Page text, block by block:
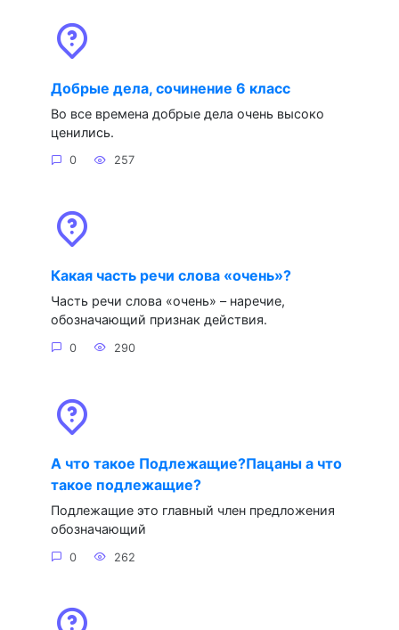
Добрые дела, сочинение 6 класс
Во все времена добрые дела очень высоко
ценились.
0 257
Какая часть речи слова «очень»?
Часть речи слова «очень» – наречие,
обозначающий признак действия.
0 290
А что такое Подлежащие?Пацаны а что
такое подлежащие?
Подлежащие это главный член предложения
обозначающий
0 262